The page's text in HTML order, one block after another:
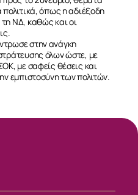
όπως η αδιέξοδη
ΝΔ, καθώς και οι
στην ανάγκη
όλων ώστε, με
με σαφείς θέσεις και
εμπιστοσύνη των πολιτών.